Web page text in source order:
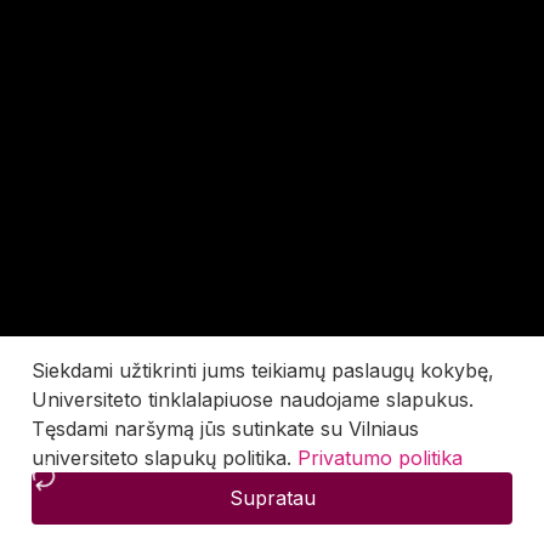
Siekdami užtikrinti jums teikiamų paslaugų kokybę,
Universiteto tinklalapiuose naudojame slapukus.
Tęsdami naršymą jūs sutinkate su Vilniaus
universiteto slapukų politika. Privatumo politika
Supratau